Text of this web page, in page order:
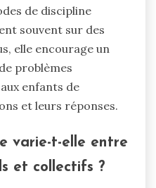
de discipline
souvent sur des
elle encourage un
problèmes
enfants de
et leurs réponses.
varie-t-elle entre
et collectifs ?